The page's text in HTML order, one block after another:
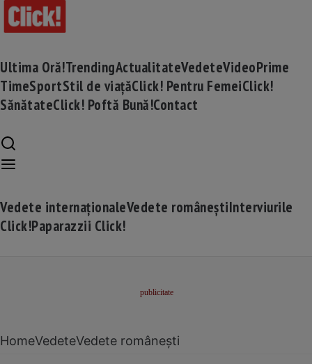
Ultima Oră!TrendingActualitateVedeteVideoPrime
TimeSportStil de viațăClick! Pentru FemeiClick!
SănătateClick! Poftă Bună!Contact
Vedete internaționaleVedete româneștiInterviurile
Click!Paparazzii Click!
HomeVedeteVedete românești